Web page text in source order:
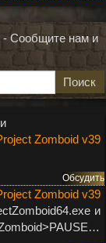
- Сообщите нам и
Поиск
Zomboid v39
Обсудить
Zomboid v39
и